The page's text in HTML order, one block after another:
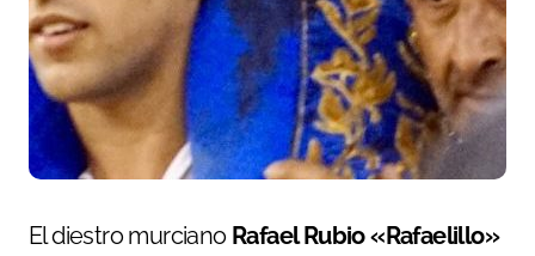
El diestro murciano Rafael Rubio «Rafaelillo»